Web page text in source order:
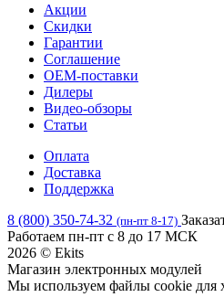
Акции
Скидки
Гарантии
Соглашение
OEM-поставки
Дилеры
Видео-обзоры
Статьи
Оплата
Доставка
Поддержка
8 (800) 350-74-32 (пн-пт 8-17)
Работаем пн-пт с 8 до 17 МСК
2026 © Ekits
Магазин электронных модулей
Мы используем файлы cookie для